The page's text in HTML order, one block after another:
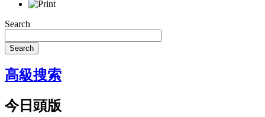
Search
Search
高級搜索
今日頭版